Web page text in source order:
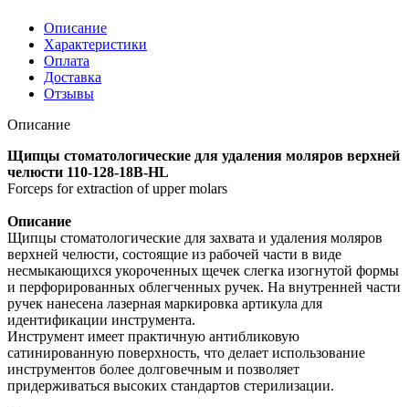
Описание
Характеристики
Оплата
Доставка
Отзывы
Описание
Щипцы стоматологические для удаления моляров верхней
челюсти 110-128-18B-HL
Forceps for extraction of upper molars
Описание
Щипцы стоматологические для захвата и удаления моляров
верхней челюсти, состоящие из рабочей части в виде
несмыкающихся укороченных щечек слегка изогнутой формы
и перфорированных облегченных ручек. На внутренней части
ручек нанесена лазерная маркировка артикула для
идентификации инструмента.
Инструмент имеет практичную антибликовую
сатинированную поверхность, что делает использование
инструментов более долговечным и позволяет
придерживаться высоких стандартов стерилизации.